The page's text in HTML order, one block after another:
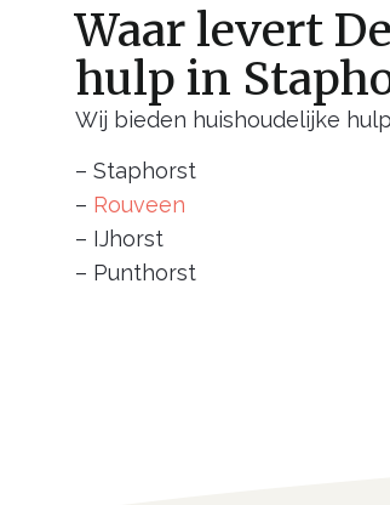
Waar levert
hulp in
Wij bieden huishoudelijke
– Staphorst
– Rouveen
– IJhorst
– Punthorst